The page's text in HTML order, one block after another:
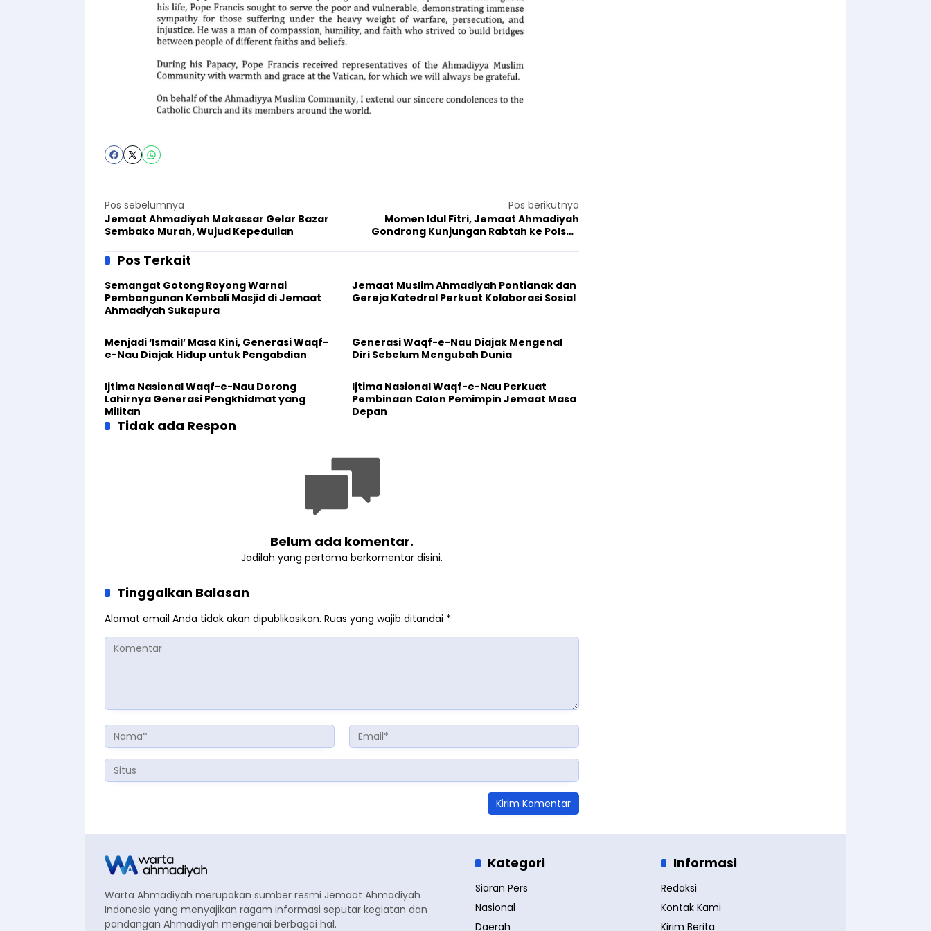
Pos sebelumnya
Jemaat Ahmadiyah Makassar Gelar Bazar
Sembako Murah, Wujud Kepedulian
Pos berikutnya
Momen Idul Fitri, Jemaat Ahmadiyah
Gondrong Kunjungan Rabtah ke Polsek
Pos Terkait
Semangat Gotong Royong Warnai
Pembangunan Kembali Masjid di Jemaat
Ahmadiyah Sukapura
Jemaat Muslim Ahmadiyah Pontianak dan
Gereja Katedral Perkuat Kolaborasi Sosial
Menjadi ‘Ismail’ Masa Kini, Generasi Waqf-
e-Nau Diajak Hidup untuk Pengabdian
Generasi Waqf-e-Nau Diajak Mengenal
Diri Sebelum Mengubah Dunia
Ijtima Nasional Waqf-e-Nau Dorong
Lahirnya Generasi Pengkhidmat yang
Militan
Ijtima Nasional Waqf-e-Nau Perkuat
Pembinaan Calon Pemimpin Jemaat Masa
Depan
Tidak ada Respon
Belum ada komentar.
Jadilah yang pertama berkomentar disini.
Tinggalkan Balasan
Alamat email Anda tidak akan dipublikasikan. Ruas yang wajib ditandai *
Warta Ahmadiyah merupakan sumber resmi Jemaat Ahmadiyah
Indonesia yang menyajikan ragam informasi seputar kegiatan dan
pandangan Ahmadiyah mengenai berbagai hal.
Kategori
Siaran Pers
Nasional
Daerah
Informasi
Redaksi
Kontak Kami
Kirim Berita